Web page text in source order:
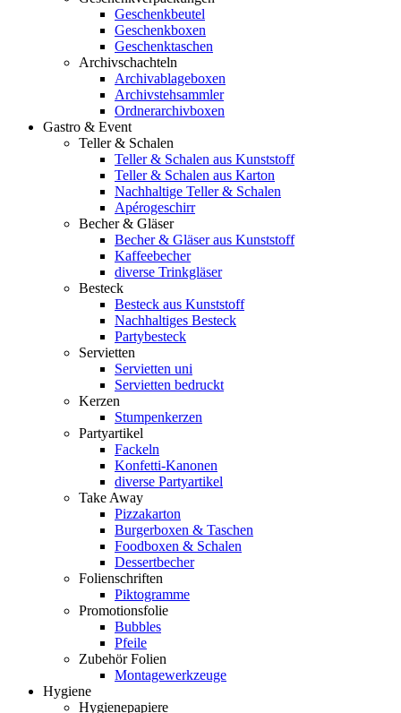
Geschenkbeutel
Geschenkboxen
Geschenktaschen
Archivschachteln
Archivablageboxen
Archivstehsammler
Ordnerarchivboxen
Gastro & Event
Teller & Schalen
Teller & Schalen aus Kunststoff
Teller & Schalen aus Karton
Nachhaltige Teller & Schalen
Apérogeschirr
Becher & Gläser
Becher & Gläser aus Kunststoff
Kaffeebecher
diverse Trinkgläser
Besteck
Besteck aus Kunststoff
Nachhaltiges Besteck
Partybesteck
Servietten
Servietten uni
Servietten bedruckt
Kerzen
Stumpenkerzen
Partyartikel
Fackeln
Konfetti-Kanonen
diverse Partyartikel
Take Away
Pizzakarton
Burgerboxen & Taschen
Foodboxen & Schalen
Dessertbecher
Folienschriften
Piktogramme
Promotionsfolie
Bubbles
Pfeile
Zubehör Folien
Montagewerkzeuge
Hygiene
Hygienepapiere